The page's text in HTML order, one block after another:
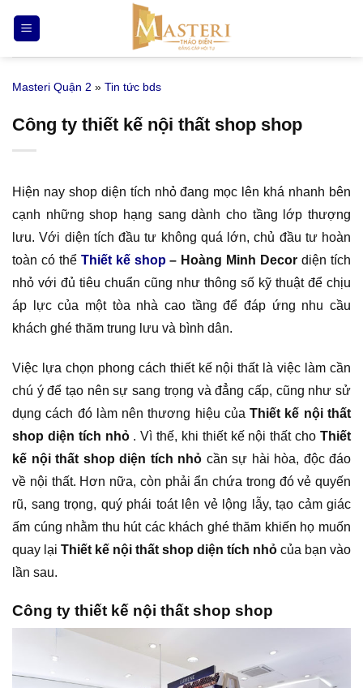
qua
nội
Masteri Quận 2 » Tin tức bds
Công ty thiết kế nội thất shop shop
Hiện nay shop diện tích nhỏ đang mọc lên khá nhanh bên
cạnh những shop hạng sang dành cho tầng lớp thượng
lưu. Với diện tích đầu tư không quá lớn, chủ đầu tư hoàn
toàn có thể Thiết kế shop– Hoàng Minh Decor diện tích
nhỏ với đủ tiêu chuẩn cũng như thông số kỹ thuật để chịu
áp lực của một tòa nhà cao tầng để đáp ứng nhu cầu
khách ghé thăm trung lưu và bình dân.
Việc lựa chọn phong cách thiết kế nội thất là việc làm cần
chú ý để tạo nên sự sang trọng và đẳng cấp, cũng như sử
dụng cách đó làm nên thương hiệu củaThiết kế nội thất
shop diện tích nhỏ. Vì thế, khi thiết kế nội thất choThiết
kế nội thất shop diện tích nhỏ cần sự hài hòa, độc đáo
về nội thất. Hơn nữa, còn phải ẩn chứa trong đó vẻ quyến
rũ, sang trọng, quý phái toát lên vẻ lộng lẫy, tạo cảm giác
ấm cúng nhằm thu hút các khách ghé thăm khiến họ muốn
quay lại Thiết kế nội thất shop diện tích nhỏ của bạn vào
lần sau.
Công ty thiết kế nội thất shop shop